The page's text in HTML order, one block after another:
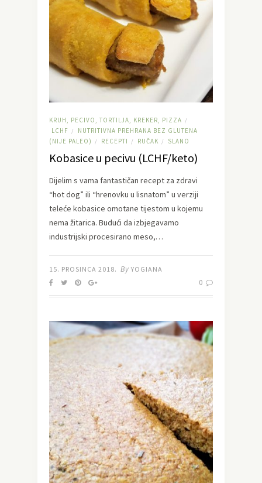
KRUH, PECIVO, TORTILJA, KREKER, PIZZA /
LCHF /
NUTRITIVNA PREHRANA BEZ GLUTENA
(NIJE PALEO)
/ RECEPTI / RUČAK / SLANO
Kobasice u pecivu (LCHF/keto)
Dijelim s vama fantastičan recept za zdravi
“hot dog” ili “hrenovku u lisnatom” u verziji
teleće kobasice omotane tijestom u kojemu
nema žitarica. Budući da izbjegavamo
industrijski procesirano meso,…
15. PROSINCA 2018. By YOGIANA
0